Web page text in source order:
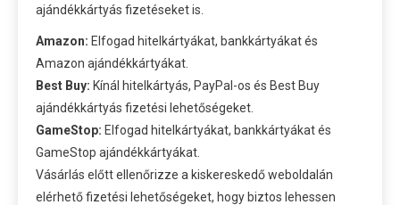
ajándékkártyás fizetéseket is.
Amazon: Elfogad hitelkártyákat, bankkártyákat és
Amazon ajándékkártyákat.
Best Buy: Kínál hitelkártyás, PayPal-os és Best Buy
ajándékkártyás fizetési lehetőségeket.
GameStop: Elfogad hitelkártyákat, bankkártyákat és
GameStop ajándékkártyákat.
Vásárlás előtt ellenőrizze a kiskereskedő weboldalán
elérhető fizetési lehetőségeket, hogy biztos lehessen